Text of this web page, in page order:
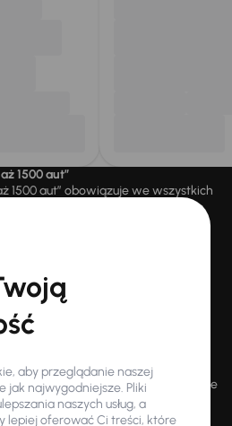
1500 aut”
1500 aut” obowiązuje we wszystkich
AUTO Sp. z o.o. („AAA AUTO”).
nabycia wybranych pojazdów
serwisie internetowym
uwidocznioną w prezentowanej
różnica pomiędzy najniższą ceną
obniżką a jego aktualną ceną
objętych promocją jest zmienna i
liczba dostępnych pojazdów
są dodawane każdego dnia.
aktualnie obowiązującymi
dochodzić do niej prawa z mocą
o zasadach promocji udzielane
AAA AUTO. AAA AUTO
umowy wyłącznie w formie
aby przeglądanie naszej
jak najwygodniejsze. Pliki
naszych usług, a
lepiej oferować Ci treści, które